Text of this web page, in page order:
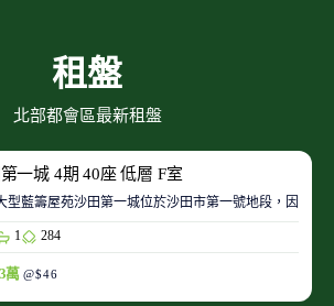
租盤
北部都會區最新租盤
一城 4期 40座 低層 F室
型藍籌屋苑沙田第一城位於沙田市第一號地段，因此
1 284
萬 @$46